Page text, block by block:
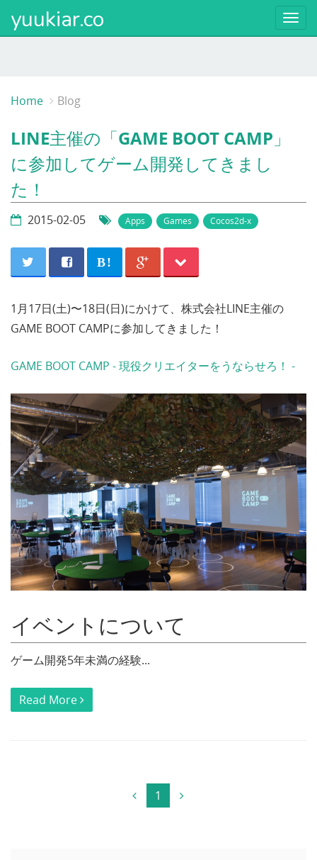
yuukiar.co
Home Blog
LINE主催の「GAME BOOT CAMP」
に参加してゲーム開発してきまし
た！
2015-02-05 Apps Games Cocos2d-x
B!
1月17日(土)〜18日(日)にかけて、株式会社LINE主催の
GAME BOOT CAMPに参加してきました！
GAME BOOT CAMP - 現役クリエイターをうならせろ！ -
イベントについて
ゲーム開発5年未満の経験...
Read More
1